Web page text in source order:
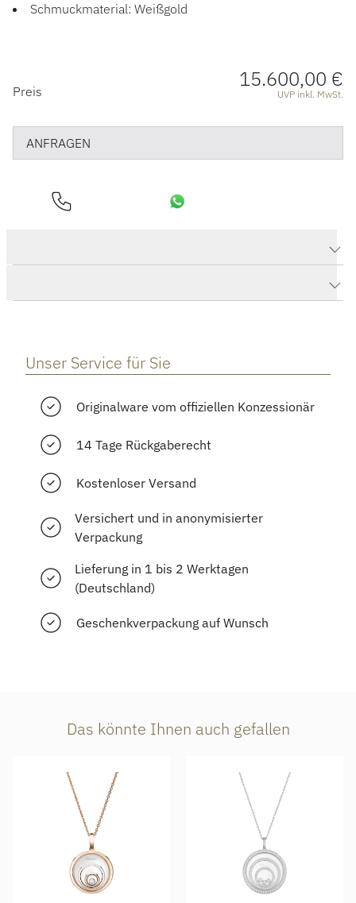
Schmuckmaterial: Weißgold
PREISINFORMATIONEN
Preis 15.600,00 €
UVP inkl. MwSt.
ANFRAGEN
Unser Service für Sie
Originalware vom offiziellen Konzessionär
14 Tage Rückgaberecht
Kostenloser Versand
Versichert und in anonymisierter
Verpackung
Lieferung in 1 bis 2 Werktagen
(Deutschland)
Geschenkverpackung auf Wunsch
Das könnte Ihnen auch gefallen